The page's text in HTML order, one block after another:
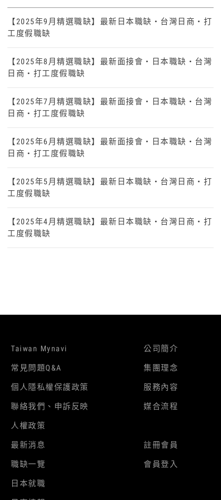
【2025年9月精選職缺】最新日本職缺・台灣日商・打
工度假職缺
【2025年8月精選職缺】最新面接會・日本職缺・台灣
日商・打工度假職缺
【2025年7月精選職缺】最新面接會・日本職缺・台灣
日商・打工度假職缺
【2025年6月精選職缺】最新面接會・日本職缺・台灣
日商・打工度假職缺
【2025年5月精選職缺】最新日本職缺・台灣日商・打
工度假職缺
【2025年4月精選職缺】最新日本職缺・台灣日商・打
工度假職缺
Taiwan Mynavi
常見問題Q&A
個人隱私權保護政策
聯絡我們、申訴反映
人權政策
公司簡介
集團理念
服務內容
媒合流程
最新消息
職缺一覽
日本就職
註冊會員
會員登入